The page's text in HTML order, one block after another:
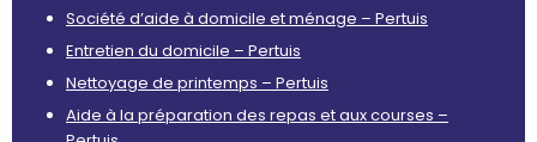
Société d’aide à domicile et ménage – Pertuis
Entretien du domicile – Pertuis
Nettoyage de printemps – Pertuis
Aide à la préparation des repas et aux courses –